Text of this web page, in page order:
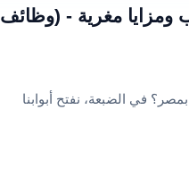
ومزايا مغرية - (وظائف
في الضبعة، نفتح أبوابنا